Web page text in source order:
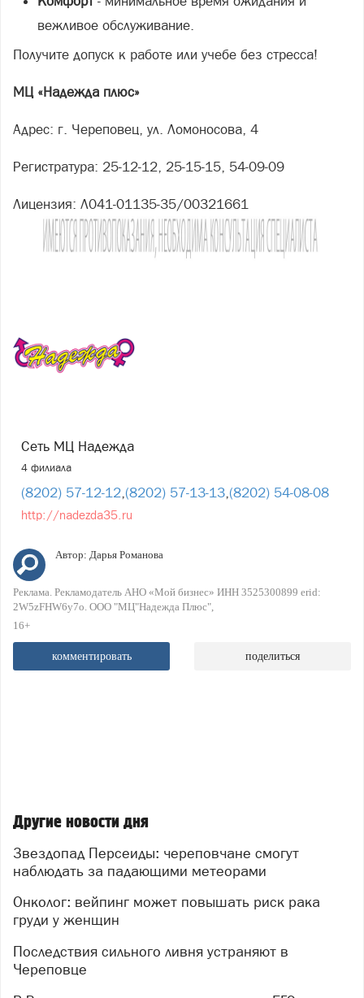
вежливое обслуживание.
Получите допуск к работе или учебе без стресса!
МЦ «Надежда плюс»
Адрес: г. Череповец, ул. Ломоносова, 4
Регистратура: 25-12-12, 25-15-15, 54-09-09
Лицензия: Л041-01135-35/00321661
Сеть МЦ Надежда
4 филиала
(8202) 57-12-12,(8202) 57-13-13,(8202) 54-08-08
http://nadezda35.ru
Автор: Дарья Романова
Реклама. Рекламодатель АНО «Мой бизнес» ИНН 3525300899 erid:
2W5zFHW6y7o. ООО "МЦ"Надежда Плюс"
16+
комментировать поделиться
Другие новости дня
Звездопад Персеиды: череповчане смогут
наблюдать за падающими метеорами
Онколог: вейпинг может повышать риск рака
груди у женщин
Последствия сильного ливня устраняют в
Череповце